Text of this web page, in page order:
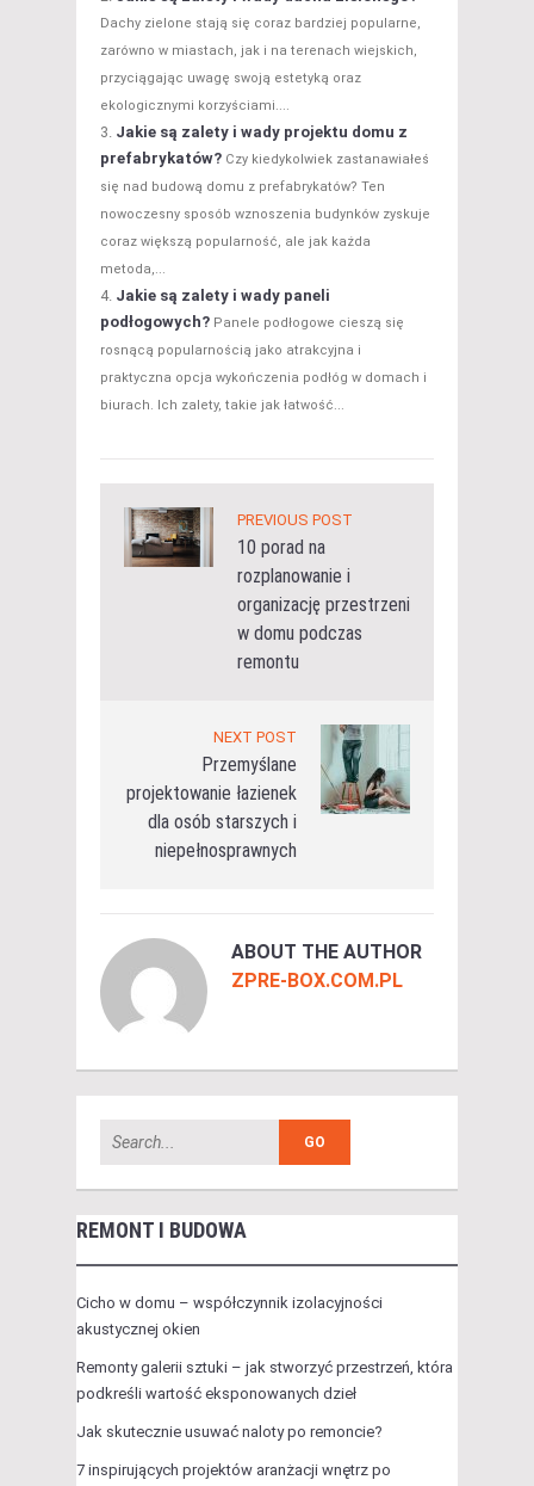
Dachy zielone stają się coraz bardziej popularne,
zarówno w miastach, jak i na terenach wiejskich,
przyciągając uwagę swoją estetyką oraz
ekologicznymi korzyściami....
Jakie są zalety i wady projektu domu z
prefabrykatów? Czy kiedykolwiek zastanawiałeś
się nad budową domu z prefabrykatów? Ten
nowoczesny sposób wznoszenia budynków zyskuje
coraz większą popularność, ale jak każda
metoda,...
Jakie są zalety i wady paneli
podłogowych? Panele podłogowe cieszą się
rosnącą popularnością jako atrakcyjna i
praktyczna opcja wykończenia podłóg w domach i
biurach. Ich zalety, takie jak łatwość...
PREVIOUS POST
10 porad na
rozplanowanie i
organizację przestrzeni
w domu podczas
remontu
NEXT POST
Przemyślane
projektowanie łazienek
dla osób starszych i
niepełnosprawnych
ABOUT THE AUTHOR
ZPRE-BOX.COM.PL
REMONT I BUDOWA
Cicho w domu – współczynnik izolacyjności
akustycznej okien
Remonty galerii sztuki – jak stworzyć przestrzeń, która
podkreśli wartość eksponowanych dzieł
Jak skutecznie usuwać naloty po remoncie?
7 inspirujących projektów aranżacji wnętrz po